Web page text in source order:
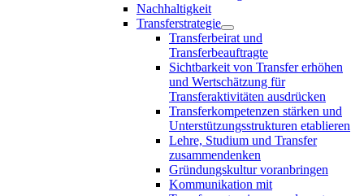
Nachhaltigkeit
Transferstrategie
Transferbeirat und
Transferbeauftragte
Sichtbarkeit von Transfer erhöhen
und Wertschätzung für
Transferaktivitäten ausdrücken
Transferkompetenzen stärken und
Unterstützungsstrukturen etablieren
Lehre, Studium und Transfer
zusammendenken
Gründungskultur voranbringen
Kommunikation mit